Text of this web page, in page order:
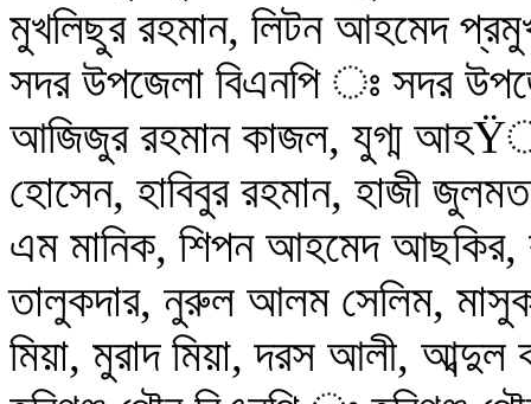
মুখলিছুর রহমান, লিটন আহমেদ
সদর উপজেলা বিএনপি ঃ সদর
আজিজুর রহমান কাজল, যুগ্ম
হোসেন, হাবিবুর রহমান, হাজী
এম মানিক, শিপন আহমেদ আছকির,
তালুকদার, নুরুল আলম সেলিম,
মিয়া, মুরাদ মিয়া, দরস আলী, আব্দুল